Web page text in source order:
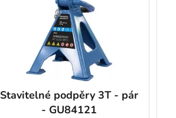
Stavitelné podpěry 3T - pár
- GU84121